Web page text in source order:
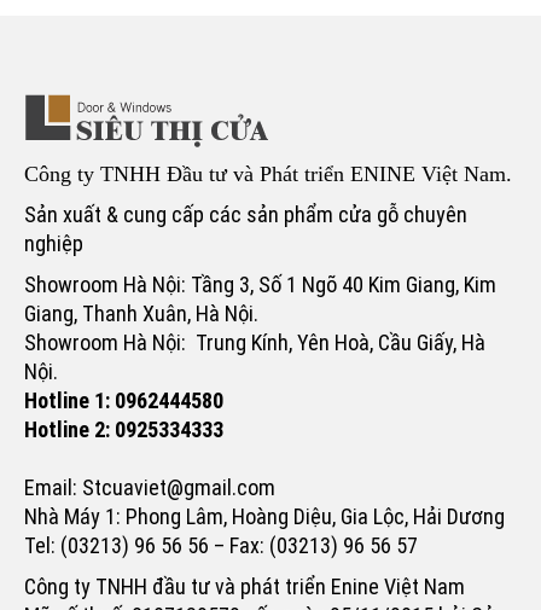
Công ty TNHH Đầu tư và Phát triển ENINE Việt Nam.
Sản xuất & cung cấp các sản phẩm cửa gỗ chuyên
nghiệp
Showroom Hà Nội: Tầng 3, Số 1 Ngõ 40 Kim Giang, Kim
Giang, Thanh Xuân, Hà Nội.
Showroom Hà Nội: Trung Kính, Yên Hoà, Cầu Giấy, Hà
Nội.
Hotline 1: 0962444580
Hotline 2: 0925334333
Email: Stcuaviet@gmail.com
Nhà Máy 1: Phong Lâm, Hoàng Diệu, Gia Lộc, Hải Dương
Tel: (03213) 96 56 56 – Fax: (03213) 96 56 57
Công ty TNHH đầu tư và phát triển Enine Việt Nam